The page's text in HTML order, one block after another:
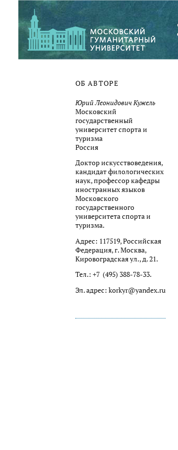
ОБ АВТОРЕ
Юрий Леонидович Кужель
Московский
государственный
университет спорта и
туризма
Россия
Доктор искусствоведения,
кандидат филологических
наук, профессор кафедры
иностранных языков
Московского
государственного
университета спорта и
туризма.
Адрес: 117519, Российская
Федерация, г. Москва,
Кировоградская ул., д. 21.
Тел.: +7 (495) 388-78-33.
Эл. адрес: korkyr@yandex.ru